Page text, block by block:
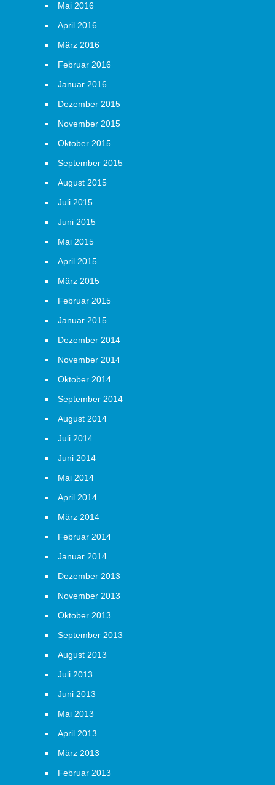
Mai 2016
April 2016
März 2016
Februar 2016
Januar 2016
Dezember 2015
November 2015
Oktober 2015
September 2015
August 2015
Juli 2015
Juni 2015
Mai 2015
April 2015
März 2015
Februar 2015
Januar 2015
Dezember 2014
November 2014
Oktober 2014
September 2014
August 2014
Juli 2014
Juni 2014
Mai 2014
April 2014
März 2014
Februar 2014
Januar 2014
Dezember 2013
November 2013
Oktober 2013
September 2013
August 2013
Juli 2013
Juni 2013
Mai 2013
April 2013
März 2013
Februar 2013